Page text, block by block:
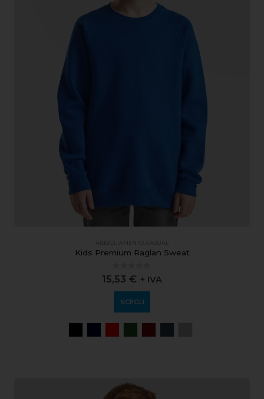
ABBIGLIAMENTO CASUAL
Kids Premium Raglan Sweat
0out of 5
15,53 € + IVA
SCEGLI